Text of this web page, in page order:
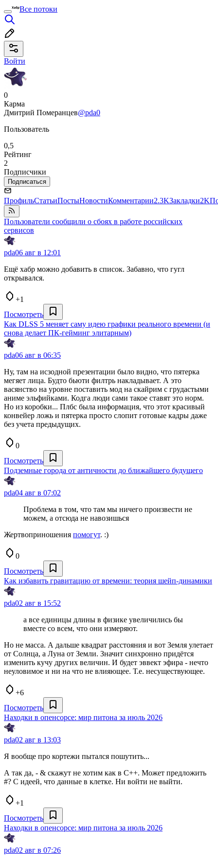
Все потоки
Войти
0
Карма
Дмитрий Померанцев@pda0
Пользователь
0,5
Рейтинг
2
Подписчики
Подписаться
ПрофильСтатьиПостыНовостиКомментарии2.3KЗакладки2K
Пользователи сообщили о сбоях в работе российских
сервисов
pda06 авг в 12:01
Ещё хабр можно добавить в список. Забавно, что гугл
открывался.
+1
Посмотреть
Как DLSS 5 меняет саму идею графики реального времени (и
снова делает ПК-гейминг элитарным)
pda06 авг в 06:35
Ну, там на исзодной презентации было видно, что пятерка
мегяет лица. Будто бьюти филтрь накладывает. А это
васянство на уровне поставить мод на скайрим с грудастыми
аниме эльфийками. Кодга люди сами такое ставят это норм.
Но из коробки... Плбс была информация, что этот красивый
конвейер ложь и пятерка просто слопит готовые кадры даже
без учета предыдущих.
0
Посмотреть
Подземные города от античности до ближайшего будущего
pda04 авг в 07:02
Проблема в том, что там мы ничего произвести не
можем, а отсюда не навозишься
Жертвоприношения помогут. :)
0
Посмотреть
Как избавить гравитацию от времени: теория шейп-динамики
pda02 авг в 15:52
а все единицы длины в физике увеличились бы
вместе со всем, что они измеряют.
Но не масса. А дальше квадрат расстояния и вот Земля улетает
от Солнца, а Луна от Земли. Значит синхронно придётся
изменить кучу других величин. И будет эввект эфира - нечто
неуловимое и ни на что не влияющее. Т.е. несуществующее.
+6
Посмотреть
Находки в опенсорсе: мир питона за июль 2026
pda02 авг в 13:03
Я вообще про кортежи пытался пошутить...
А так да, - & скажут не хотим как в C++. Может предложить
#? С идеей, что данные в клетке. Ни войти не выйти.
+1
Посмотреть
Находки в опенсорсе: мир питона за июль 2026
pda02 авг в 07:26